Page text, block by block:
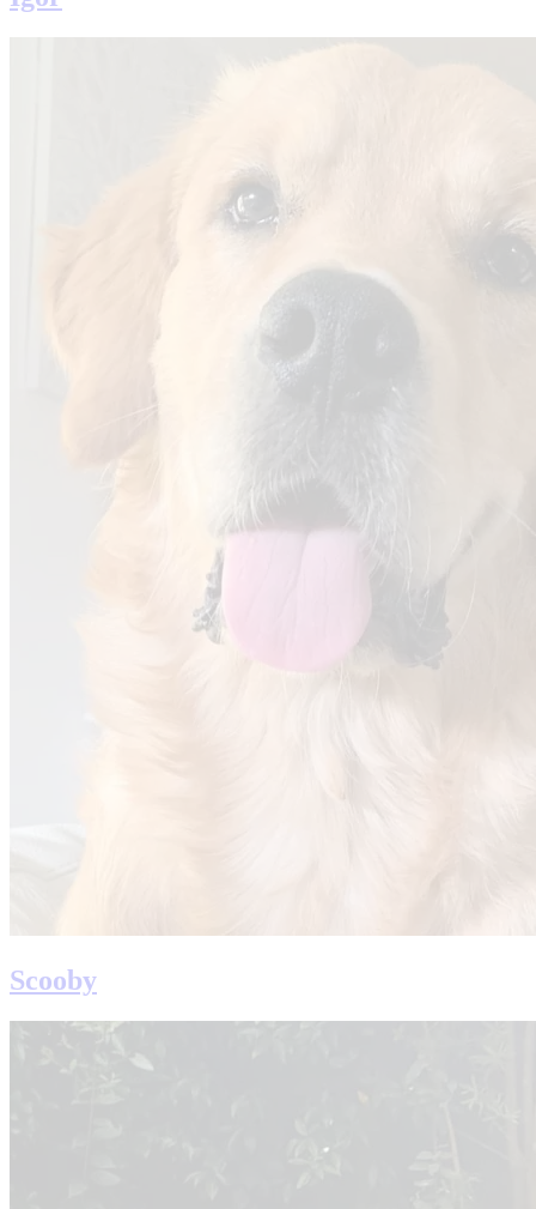
Scooby